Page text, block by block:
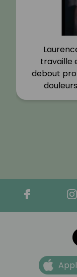
travaille
debout